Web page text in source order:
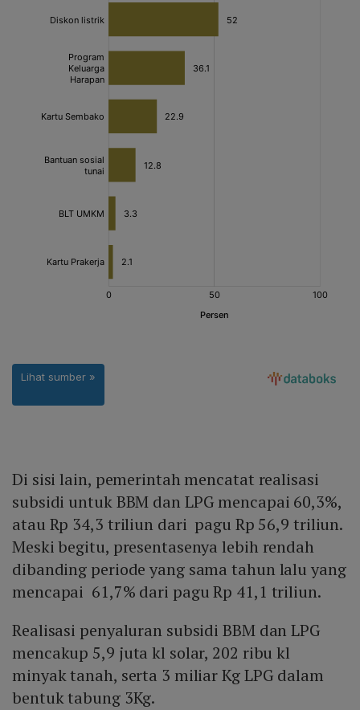
Di sisi lain, pemerintah mencatat realisasi
subsidi untuk BBM dan LPG mencapai 60,3%,
atau Rp 34,3 triliun dari pagu Rp 56,9 triliun.
Meski begitu, presentasenya lebih rendah
dibanding periode yang sama tahun lalu yang
mencapai 61,7% dari pagu Rp 41,1 triliun.
Realisasi penyaluran subsidi BBM dan LPG
mencakup 5,9 juta kl solar, 202 ribu kl
minyak tanah, serta 3 miliar Kg LPG dalam
bentuk tabung 3Kg.